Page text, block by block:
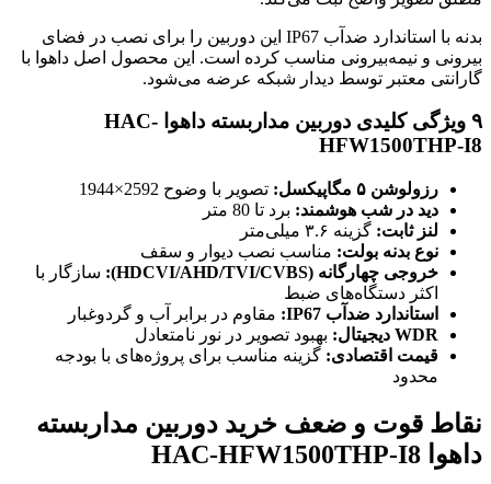
بدنه با استاندارد ضدآب IP67 این دوربین را برای نصب در فضای
بیرونی و نیمه‌بیرونی مناسب کرده است. این محصول اصل داهوا با
گارانتی معتبر توسط دیدار شبکه عرضه می‌شود.
۹ ویژگی کلیدی دوربین مداربسته داهوا HAC-
HFW1500THP-I8
رزولوشن ۵ مگاپیکسل:
تصویر با وضوح 2592×1944
دید در شب هوشمند: برد تا 80 متر
لنز ثابت: گزینه ۳.۶ میلی‌متر
نوع بدنه بولت: مناسب نصب دیوار و سقف
خروجی چهارگانه (HDCVI/AHD/TVI/CVBS):
سازگار با
اکثر دستگاه‌های ضبط
استاندارد ضدآب IP67:
مقاوم در برابر آب و گردوغبار
WDR دیجیتال:
بهبود تصویر در نور نامتعادل
قیمت اقتصادی: گزینه مناسب برای پروژه‌های با بودجه
محدود
نقاط قوت و ضعف خرید دوربین مداربسته
داهوا HAC-HFW1500THP-I8